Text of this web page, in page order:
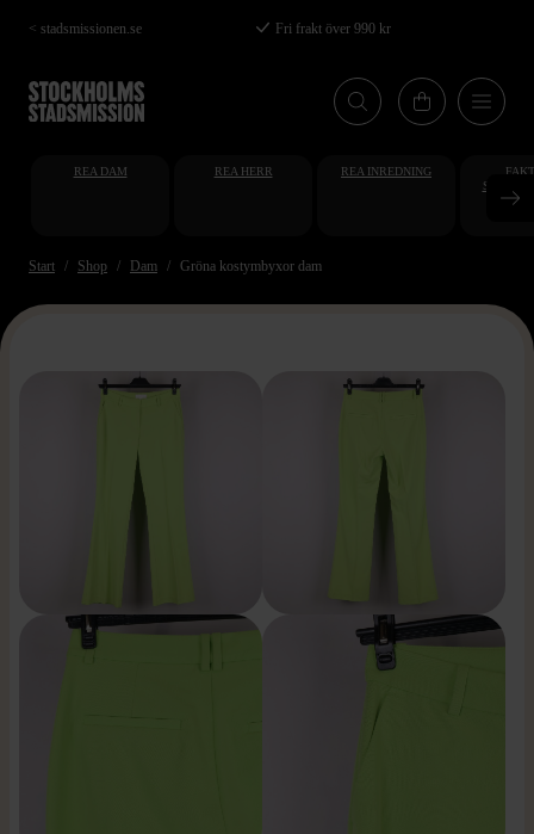
Hoppa
till
huvudinnehåll
< stadsmissionen.se Fri frakt över 990 kr
REA DAM REA HERR REA INREDNING
Start Shop Dam Gröna kostymbyxor dam